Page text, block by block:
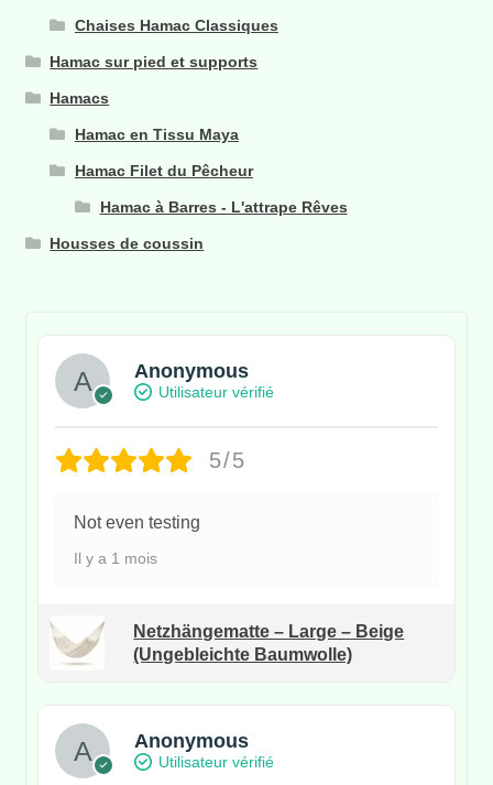
Chaises Hamac Classiques
Hamac sur pied et supports
Hamacs
Hamac en Tissu Maya
Hamac Filet du Pêcheur
Hamac à Barres - L'attrape Rêves
Housses de coussin
Anonymous
Utilisateur vérifié
5/5
Not even testing
Il y a 1 mois
Netzhängematte – Large – Beige
(Ungebleichte Baumwolle)
Anonymous
Utilisateur vérifié